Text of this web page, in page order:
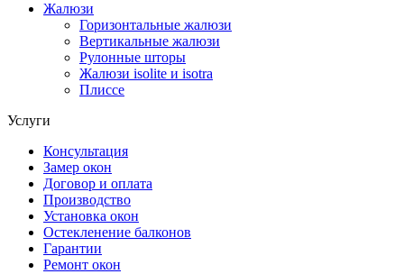
Жалюзи
Горизонтальные жалюзи
Вертикальные жалюзи
Рулонные шторы
Жалюзи isolite и isotra
Плиссе
Услуги
Консультация
Замер окон
Договор и оплата
Производство
Установка окон
Остекленение балконов
Гарантии
Ремонт окон